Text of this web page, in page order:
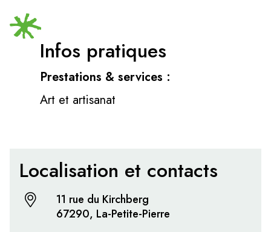
Infos pratiques
Prestations & services :
Art et artisanat
Localisation et contacts
11 rue du Kirchberg
67290, La-Petite-Pierre